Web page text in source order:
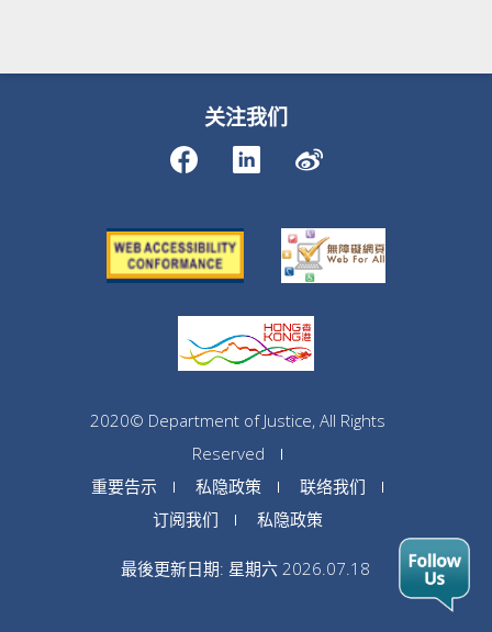
关注我们
2020© Department of Justice, All Rights
Reserved
重要告示
私隐政策
联络我们
订阅我们
私隐政策
最後更新日期: 星期六 2026.07.18